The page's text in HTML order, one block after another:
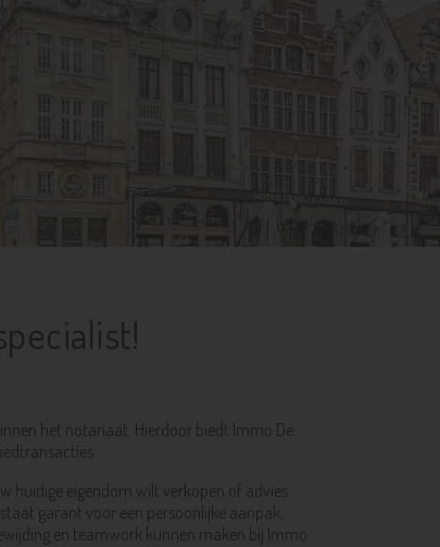
het notariaat. Hierdoor biedt Immo De
huidige eigendom wilt verkopen of advies
garant voor een persoonlijke aanpak,
en teamwork kunnen maken bij Immo